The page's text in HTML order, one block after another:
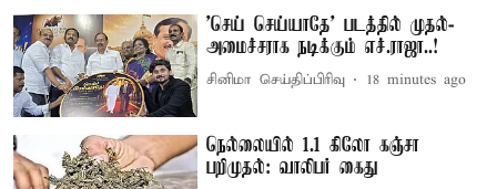
'செய் செய்யாதே' படத்தில் முதல்-
அமைச்சராக நடிக்கும் எச்.ராஜா..!
சினிமா செய்திப்பிரிவு 18 minutes ago
நெல்லையில் 1.1 கிலோ கஞ்சா
பறிமுதல்: வாலிபர் கைது